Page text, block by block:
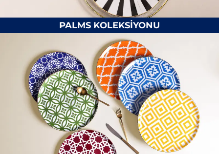
PALMS KOLEKSİYONU